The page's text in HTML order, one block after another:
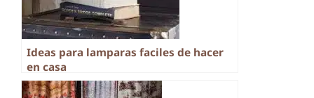
Ideas para lamparas faciles de hacer
en casa